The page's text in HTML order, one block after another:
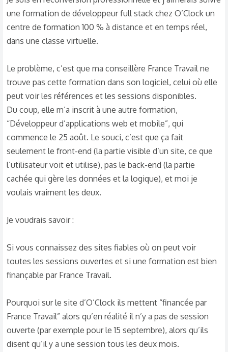
une formation de développeur full stack chez O’Clock un
centre de formation 100 % à distance et en temps réel,
dans une classe virtuelle.
Le problème, c’est que ma conseillère France Travail ne
trouve pas cette formation dans son logiciel, celui où elle
peut voir les références et les sessions disponibles.
Du coup, elle m’a inscrit à une autre formation,
“Développeur d’applications web et mobile”, qui
commence le 25 août. Le souci, c’est que ça fait
seulement le front-end (la partie visible d’un site, ce que
l’utilisateur voit et utilise), pas le back-end (la partie
cachée qui gère les données et la logique), et moi je
voulais vraiment les deux.
Je voudrais savoir :
Si vous connaissez des sites fiables où on peut voir
toutes les sessions ouvertes et si une formation est bien
finançable par France Travail.
Pourquoi sur le site d’O’Clock ils mettent “financée par
France Travail” alors qu’en réalité il n’y a pas de session
ouverte (par exemple pour le 15 septembre), alors qu’ils
disent qu’il y a une session tous les deux mois.